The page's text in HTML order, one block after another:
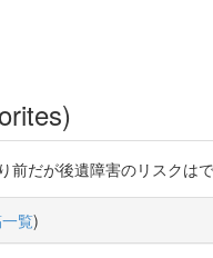
前だが後遺障害のリスク
覧)